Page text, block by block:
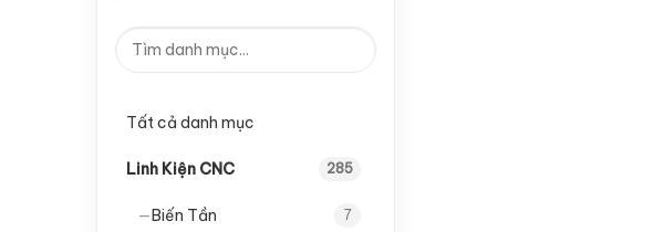
Tất cả danh mục
Linh Kiện CNC 285
—Biến Tần 7